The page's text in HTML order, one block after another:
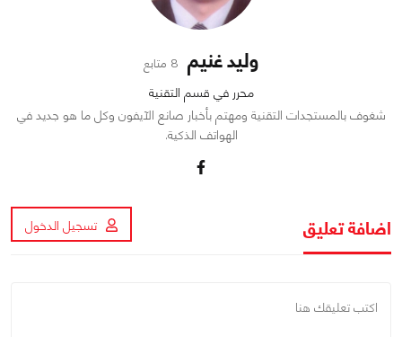
وليد غنيم 8 متابع
محرر في قسم التقنية
شغوف بالمستجدات التقنية ومهتم بأخبار صانع الآيفون وكل ما هو جديد في
الهواتف الذكية.
اضافة تعليق تسجيل الدخول